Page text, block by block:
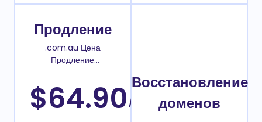
Продление
.com.au Цена
Продление
$64.90/
Восстановление
доменов